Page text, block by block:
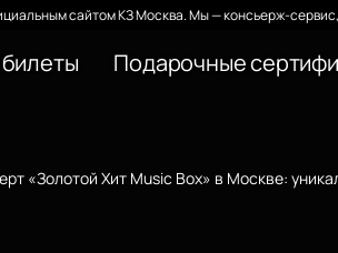
сайтом КЗ Москва. Мы — консьерж-
Подарочные
«Золотой Хит Music Box» в Москве: